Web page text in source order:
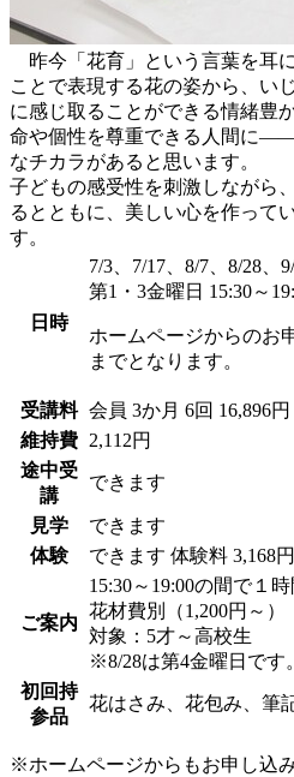
昨今「花育」という言葉を耳
ことで表現する花の姿から、い
に感じ取ることができる情緒豊
命や個性を尊重できる人間に
なチカラがあると思います。
子どもの感受性を刺激しながら
るとともに、美しい心を作って
す。
日時
7/3、7/17、8/7、8/28、
第1・3金曜日 15:30～
ホームページからのお
までとなります。
受講料 会員 3か月 6回 16,896
維持費
2,112円
途中受
講
できます
見学
できます
体験
できます 体験料 3,168
ご案内
15:30～19:00の間で１
花材費別（1,200円～）
対象：5才～高校生
※8/28は第4金曜日です。
初回持
参品
花はさみ、花包み、筆
※ホームページからもお申し込